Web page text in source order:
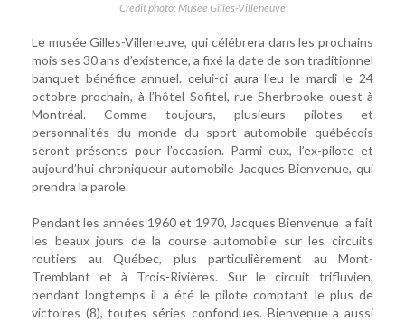
Crédit photo: Musée Gilles-Villeneuve
Le musée Gilles-Villeneuve, qui célébrera dans les prochains
mois ses 30 ans d’existence, a fixé la date de son traditionnel
banquet bénéfice annuel. celui-ci aura lieu le mardi le 24
octobre prochain, à l’hôtel Sofitel, rue Sherbrooke ouest à
Montréal. Comme toujours, plusieurs pilotes et
personnalités du monde du sport automobile québécois
seront présents pour l’occasion. Parmi eux, l’ex-pilote et
aujourd’hui chroniqueur automobile Jacques Bienvenue, qui
prendra la parole.
Pendant les années 1960 et 1970, Jacques Bienvenue a fait
les beaux jours de la course automobile sur les circuits
routiers au Québec, plus particulièrement au Mont-
Tremblant et à Trois-Rivières. Sur le circuit trifluvien,
pendant longtemps il a été le pilote comptant le plus de
victoires (8), toutes séries confondues. Bienvenue a aussi